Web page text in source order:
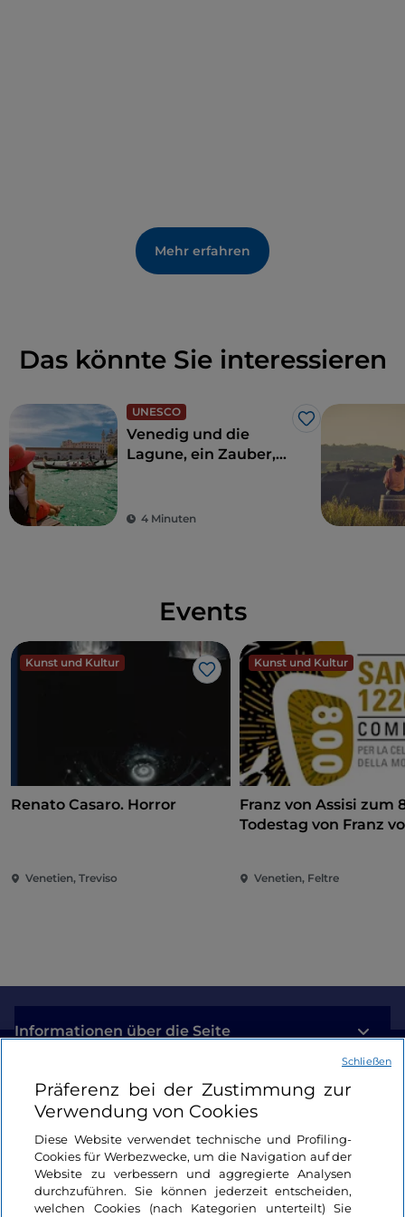
Mehr erfahren
Das könnte Sie interessieren
UNESCO
Like
Venedig und die
Lagune, ein Zauber,
4 Minuten
Events
Kunst und Kultur
Like
Renato Casaro. Horror
Venetien, Treviso
Kunst und Kultur
Franz von Assisi zum
Todestag von Franz
Venetien, Feltre
Informationen über die Seite
Nützliche Links
Login
Bleiben wir in Kontakt
Präferenz bei der Zustimmung zur
Verwendung von Cookies
Diese Website verwendet technische und Profiling-
Cookies für Werbezwecke, um die Navigation auf der
Website zu verbessern und aggregierte Analysen
durchzuführen. Sie können jederzeit entscheiden,
welchen Cookies (nach Kategorien unterteilt) Sie
Schließen